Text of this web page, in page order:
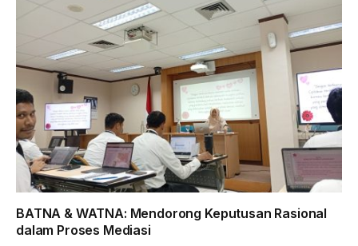
BATNA & WATNA: Mendorong Keputusan Rasional
dalam Proses Mediasi